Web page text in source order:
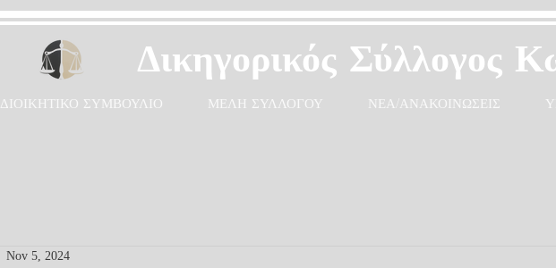
Δικηγορικός Σύλλογος
ΔΙΟΙΚΗΤΙΚΟ ΣΥΜΒΟΥΛΙΟ ΜΕΛΗ ΣΥΛΛΟΓΟΥ ΝΕΑ/ΑΝΑΚΟΙΝΩΣΕΙΣ
Nov 5, 2024